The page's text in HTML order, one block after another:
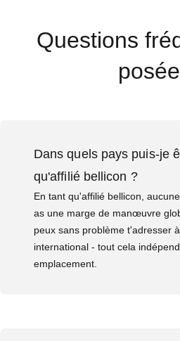
Questions
Dans quels pays puis-je
qu'affilié bellicon ?
En tant qu'affilié bellicon,
as une marge de manœuvre
peux sans problème t'adresser
international - tout cela
emplacement.